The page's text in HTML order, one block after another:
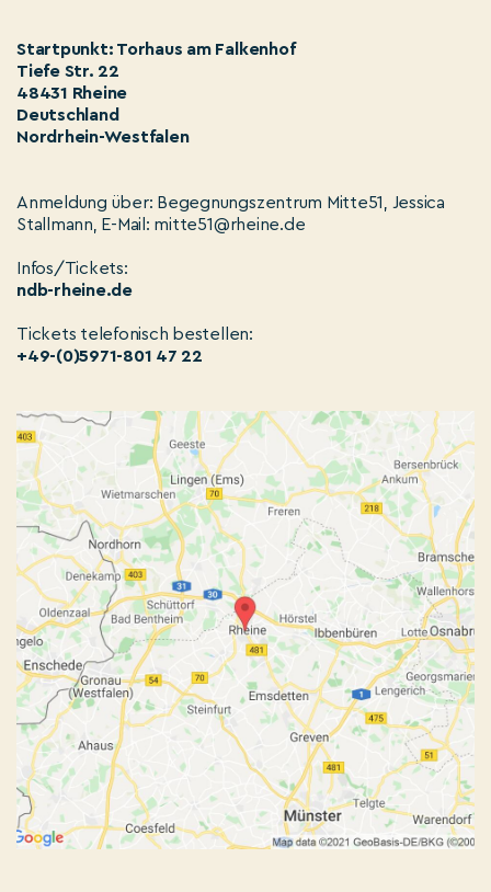
Startpunkt: Torhaus am Falkenhof
Tiefe Str. 22
48431 Rheine
Deutschland
Nordrhein-Westfalen
Anmeldung über: Begegnungszentrum Mitte51, Jessica
Stallmann, E-Mail: mitte51@rheine.de
Infos/Tickets:
ndb-rheine.de
Tickets telefonisch bestellen:
+49-(0)5971-801 47 22